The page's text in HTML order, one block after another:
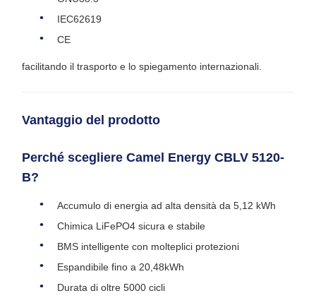
IEC62619
CE
facilitando il trasporto e lo spiegamento internazionali.
Vantaggio del prodotto
Perché scegliere Camel Energy CBLV 5120-
B?
Accumulo di energia ad alta densità da 5,12 kWh
Chimica LiFePO4 sicura e stabile
BMS intelligente con molteplici protezioni
Espandibile fino a 20,48kWh
Durata di oltre 5000 cicli